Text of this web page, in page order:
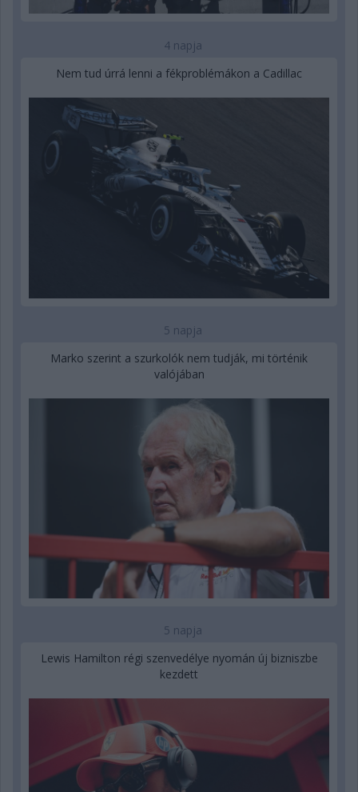
4 napja
Nem tud úrrá lenni a fékproblémákon a Cadillac
5 napja
Marko szerint a szurkolók nem tudják, mi történik
valójában
5 napja
Lewis Hamilton régi szenvedélye nyomán új bizniszbe
kezdett